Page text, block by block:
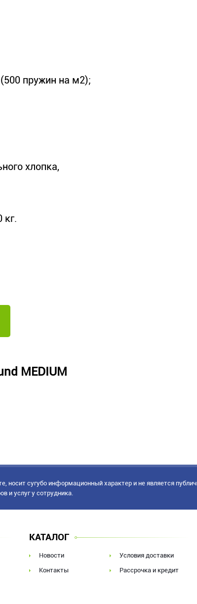
пружин на м2);
хлопка,
кг.
MEDIUM
носит сугубо информационный характер и не является
и услуг у сотрудника.
КАТАЛОГ
Новости
Контакты
Условия доставки
Рассрочка и кредит